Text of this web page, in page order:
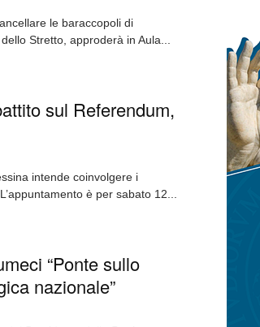
le baraccopoli di
Stretto, approderà in Aula...
sul Referendum,
intende coinvolgere i
è per sabato 12...
“Ponte sullo
nazionale”